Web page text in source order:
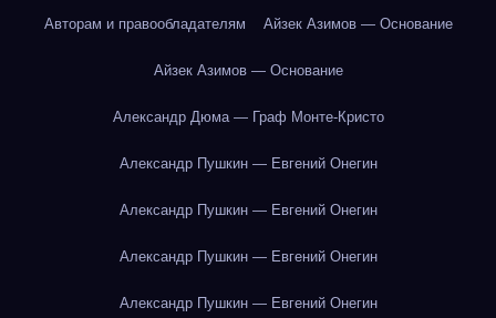
Авторам и правообладателям Айзек Азимов — Основание
Айзек Азимов — Основание
Александр Дюма — Граф Монте-Кристо
Александр Пушкин — Евгений Онегин
Александр Пушкин — Евгений Онегин
Александр Пушкин — Евгений Онегин
Александр Пушкин — Евгений Онегин